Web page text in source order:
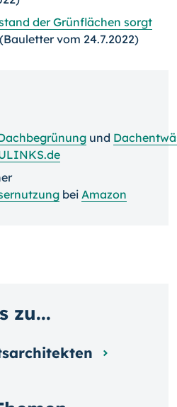
der Grünflächen sorgt
(Bauletter vom 24.7.2022)
und
bei Amazon
zu...